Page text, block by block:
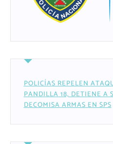
POLICÍAS REPELEN
PANDILLA 18, DETIENE A
DECOMISA ARMAS EN SPS